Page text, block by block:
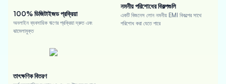
100% ডিজিটাইজড প্রক্রিয়া
অনলাইন ব্যবসায়িক ঋণের প্রক্রিয়া দ্রুত এবং
ঝামেলামুক্ত
নমনীয় পরিশোধের বিকল্পগুলি
একটি বিজনেস লোন নমনীয় EMI বিকল্পের সাথে
পরিশোধ করা যেতে পারে
তাৎক্ষণিক বিতরণ